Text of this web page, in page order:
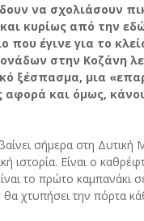
να σχολιάσουν
κυρίως από την
που έγινε για το
στην Κοζάνη
ξέσπασμα, μια
αφορά και όμως,
σήμερα στη Δυτική
ιστορία. Είναι ο
το πρώτο καμπανάκι
χτυπήσει την πόρτα